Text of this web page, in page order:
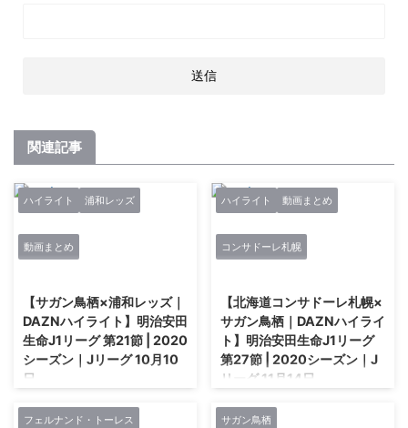
関連記事
ハイライト 浦和レッズ
動画まとめ
【サガン鳥栖×浦和レッズ｜
DAZNハイライト】明治安田
生命J1リーグ 第21節 | 2020
シーズン｜Jリーグ 10月10
日
h?v=OvK_jzFg7nQ
ハイライト 動画まとめ
コンサドーレ札幌
【北海道コンサドーレ札幌×
サガン鳥栖｜DAZNハイライ
ト】明治安田生命J1リーグ
第27節 | 2020シーズン｜J
リーグ 11月14日
h?v=s6Pm1J7Tm6E
フェルナンド・トーレス サガン鳥栖